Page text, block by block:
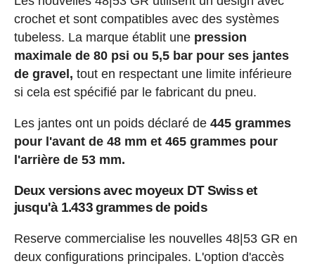
crochet et sont compatibles avec des systèmes
tubeless. La marque établit une pression
maximale de 80 psi ou 5,5 bar pour ses jantes
de gravel, tout en respectant une limite inférieure
si cela est spécifié par le fabricant du pneu.
Les jantes ont un poids déclaré de445 grammes
pour l'avant de 48 mm et 465 grammes pour
l'arrière de 53 mm.
Deux versions avec moyeux DT Swiss et
jusqu'à 1.433 grammes de poids
Reserve commercialise les nouvelles 48|53 GR en
deux configurations principales. L'option d'accès